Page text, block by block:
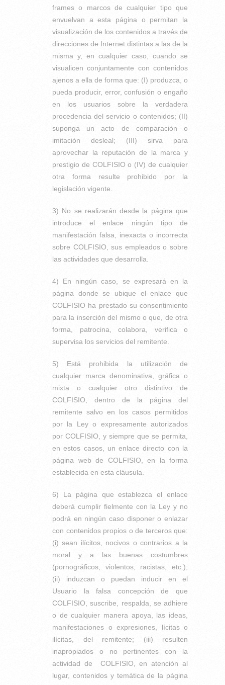
frames o marcos de cualquier tipo que
envuelvan a esta página o permitan la
visualización de los contenidos a través de
direcciones de Internet distintas a las de la
misma y, en cualquier caso, cuando se
visualicen conjuntamente con contenidos
ajenos a ella de forma que: (I) produzca, o
pueda producir, error, confusión o engaño
en los usuarios sobre la verdadera
procedencia del servicio o contenidos; (II)
suponga un acto de comparación o
imitación desleal; (III) sirva para
aprovechar la reputación de la marca y
prestigio de COLFISIO o (IV) de cualquier
otra forma resulte prohibido por la
legislación vigente.
3) No se realizarán desde la página que
introduce el enlace ningún tipo de
manifestación falsa, inexacta o incorrecta
sobre COLFISIO, sus empleados o sobre
las actividades que desarrolla.
4) En ningún caso, se expresará en la
página donde se ubique el enlace que
COLFISIO ha prestado su consentimiento
para la inserción del mismo o que, de otra
forma, patrocina, colabora, verifica o
supervisa los servicios del remitente.
5) Está prohibida la utilización de
cualquier marca denominativa, gráfica o
mixta o cualquier otro distintivo de
COLFISIO, dentro de la página del
remitente salvo en los casos permitidos
por la Ley o expresamente autorizados
por COLFISIO, y siempre que se permita,
en estos casos, un enlace directo con la
página web de COLFISIO, en la forma
establecida en esta cláusula.
6) La página que establezca el enlace
deberá cumplir fielmente con la Ley y no
podrá en ningún caso disponer o enlazar
con contenidos propios o de terceros que:
(i) sean ilícitos, nocivos o contrarios a la
moral y a las buenas costumbres
(pornográficos, violentos, racistas, etc.);
(ii) induzcan o puedan inducir en el
Usuario la falsa concepción de que
COLFISIO, suscribe, respalda, se adhiere
o de cualquier manera apoya, las ideas,
manifestaciones o expresiones, lícitas o
ilícitas, del remitente; (iii) resulten
inapropiados o no pertinentes con la
actividad de COLFISIO, en atención al
lugar, contenidos y temática de la página